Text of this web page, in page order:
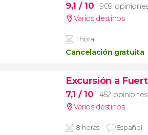
9,1 / 10
909
Varios destinos
1 hora
Cancelación gratuita
Excursión a
7,1 / 10
452 opiniones
Varios destinos
8 horas Español